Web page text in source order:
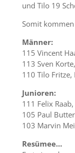
und Tilo 19
Somit
Männer:
115 Vincent
113 Sven
110 Tilo Fritze,
Junioren:
111 Felix
105 Paul
103 Marvin
Resümee…